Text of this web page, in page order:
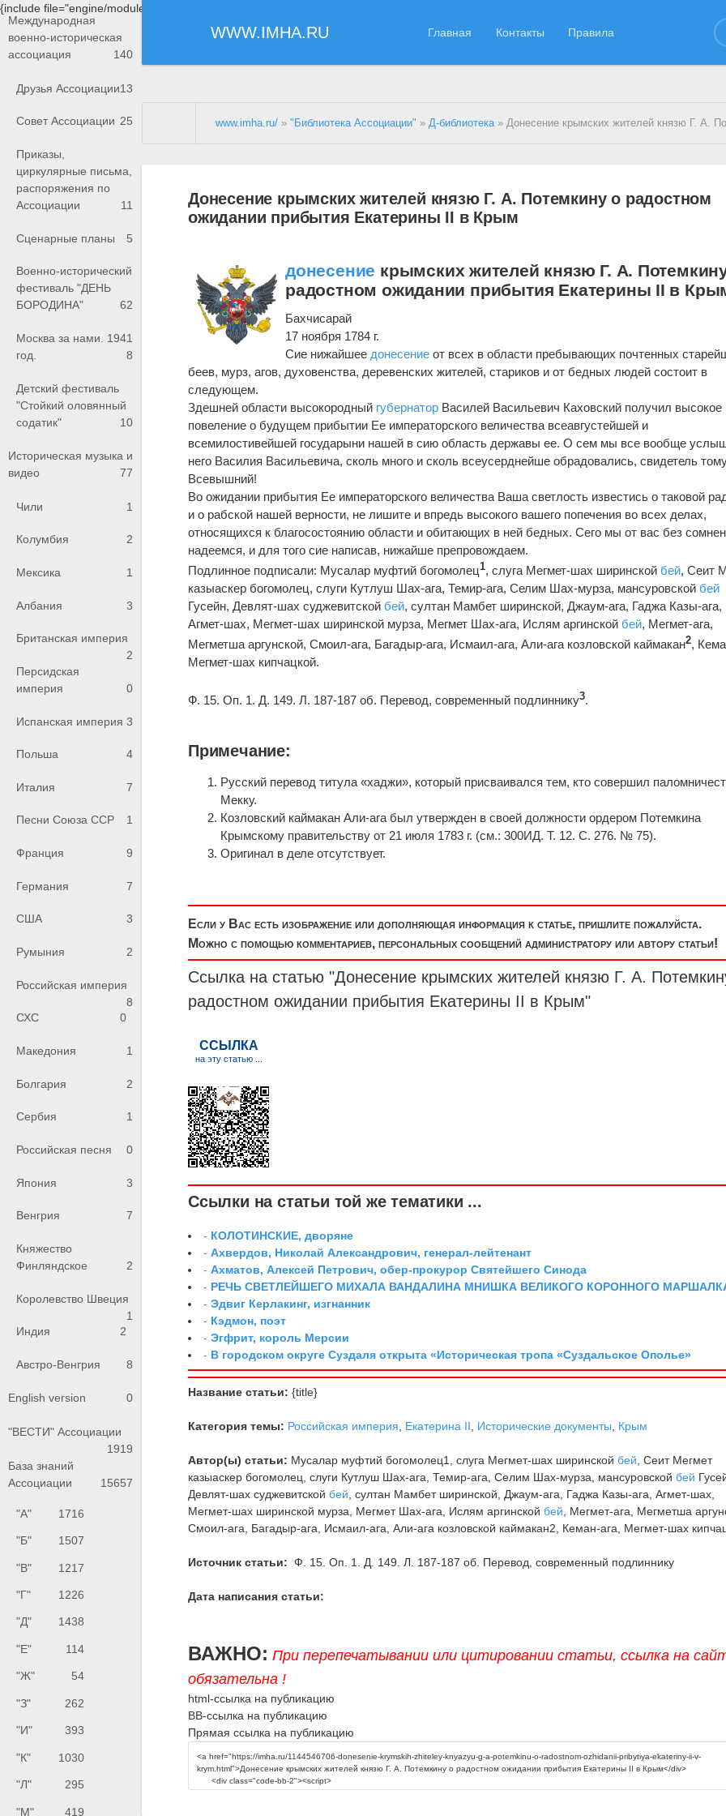
{include file="engine/modules/saperu/head.php"}
WWW.IMHA.RU Главная Контакты Правила
Международная
военно-историческая
ассоциация
140
Друзья Ассоциации13
Совет Ассоциации 25
Приказы,
циркулярные письма,
распоряжения по
Ассоциации
11
Сценарные планы 5
Военно-исторический
фестиваль "ДЕНЬ
БОРОДИНА"
62
Москва за нами. 1941
год.
8
Детский фестиваль
"Стойкий оловянный
содатик"
10
Историческая музыка и
видео
77
Чили 1
Колумбия 2
Мексика 1
Албания 3
Британская империя
2
Персидская
империя
0
Испанская империя 3
Польша 4
Италия 7
Песни Союза ССР 1
Франция 9
Германия 7
США 3
Румыния 2
Российская империя
8
СХС
0
Македония 1
Болгария 2
Сербия 1
Российская песня 0
Япония 3
Венгрия 7
Княжество
Финляндское
2
Королевство Швеция
1
Индия
2
Австро-Венгрия 8
English version 0
"ВЕСТИ" Ассоциации
1919
База знаний
Ассоциации
15657
"А" 1716
"Б" 1507
"В" 1217
"Г" 1226
"Д" 1438
"Е" 114
"Ж" 54
"З" 262
"И" 393
"К" 1030
"Л" 295
"М" 419
www.imha.ru/ »"Библиотека Ассоциации" »Д-библиотека» Донесение крымских жителей князю Г. А. Потемкину о радостном ожидании прибытия
Донесение крымских жителей князю Г. А. Потемкину о радостном
ожидании прибытия Екатерины II в Крым
донесение крымских жителей князю Г. А.
радостном ожидании прибытия Екатерины II в
Бахчисарай
17 ноября 1784 г.
Сие нижайшее донесение от всех в области пребывающих почтенных
беев, мурз, агов, духовенства, деревенских жителей, стариков и от бедных людей состоит в
следующем.
Здешней области высокородный губернатор Василей Васильевич Каховский получил высокое
повеление о будущем прибытии Ее императорского величества всеавгустейшей и
всемилостивейшей государыни нашей в сию область державы ее. О сем мы все вообще
него Василия Васильевича, сколь много и сколь всеусерднейше обрадовались, свидетель
Всевышний!
Во ожидании прибытия Ее императорского величества Ваша светлость известись о таковой
и о рабской нашей верности, не лишите и впредь высокого вашего попечения во всех делах,
относящихся к благосостоянию области и обитающих в ней бедных. Сего мы от вас без
надеемся, и для того сие написав, нижайше препровождаем.
Подлинное подписали: Мусалар муфтий богомолец1, слуга Мегмет-шах ширинской бей, Сеит
казыаскер богомолец, слуги Кутлуш Шах-ага, Темир-ага, Селим Шах-мурза, мансуровской бей
Гусейн, Девлят-шах суджевитской бей, султан Мамбет ширинской, Джаум-ага, Гаджа Казы-ага,
Агмет-шах, Мегмет-шах ширинской мурза, Мегмет Шах-ага, Ислям аргинской бей, Мегмет-ага,
Мегметша аргунской, Смоил-ага, Багадыр-ага, Исмаил-ага, Али-ага козловской каймакан2,
Мегмет-шах кипчацкой.
Ф. 15. Оп. 1. Д. 149. Л. 187-187 об. Перевод, современный подлиннику3.
Примечание:
Русский перевод титула «хаджи», который присваивался тем, кто совершил
Мекку.
Козловский каймакан Али-ага был утвержден в своей должности ордером Потемкина
Крымскому правительству от 21 июля 1783 г. (см.: 300ИД. Т. 12. С. 276. № 75).
Оригинал в деле отсутствует.
Если у Вас есть изображение или дополняющая информация к статье, пришлите пожалуйста.
Можно с помощью комментариев, персональных сообщений администратору или автору статьи!
Ссылка на статью "Донесение крымских жителей князю Г. А.
радостном ожидании прибытия Екатерины II в Крым"
Ссылки на статьи той же тематики ...
- КОЛОТИНСКИЕ, дворяне
-Ахвердов, Николай Александрович, генерал-лейтенант
-Ахматов, Алексей Петрович, обер-прокурор Святейшего Синода
- РЕЧЬ СВЕТЛЕЙШЕГО МИХАЛА ВАНДАЛИНА МНИШКА ВЕЛИКОГО КОРОННОГО
-Эдвиг Керлакинг, изгнанник
- Кэдмон, поэт
-Эгфрит, король Мерсии
- В городском округе Суздаля открыта «Историческая тропа «Суздальское Ополье»
Название статьи: {title}
Категория темы: Российская империя Екатерина II Исторические документы Крым
Автор(ы) статьи: Мусалар муфтий богомолец1, слуга Мегмет-шах ширинскойбей , Сеит Мегмет
казыаскер богомолец, слуги Кутлуш Шах-ага, Темир-ага, Селим Шах-мурза, мансуровскойбей
Девлят-шах суджевитскойбей , султан Мамбет ширинской, Джаум-ага, Гаджа Казы-ага, Агмет-шах,
Мегмет-шах ширинской мурза, Мегмет Шах-ага, Ислям аргинскойбей , Мегмет-ага, Мегметша
Смоил-ага, Багадыр-ага, Исмаил-ага, Али-ага козловской каймакан2, Кеман-ага, Мегмет-шах
Источник статьи: Ф. 15. Оп. 1. Д. 149. Л. 187-187 об. Перевод, современный подлиннику
Дата написания статьи:
ВАЖНО: При перепечатывании или цитировании статьи, ссылка на
обязательна !
html-ссылка на публикацию
BB-ссылка на публикацию
Прямая ссылка на публикацию